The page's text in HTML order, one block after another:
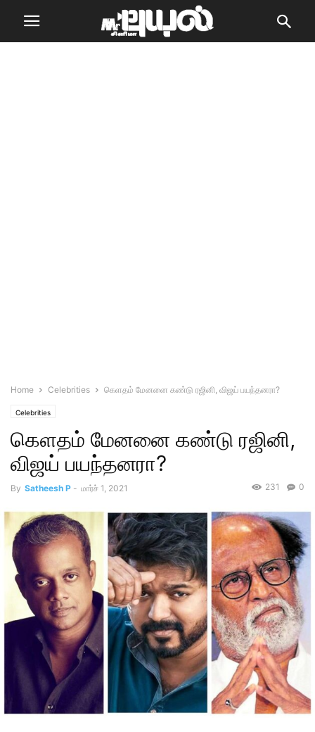
Home Celebrities கெளதம் மேனனை கண்டு ரஜினி, விஜய் பயந்தனரா?
Celebrities
கெளதம் மேனனை கண்டு ரஜினி,
விஜய் பயந்தனரா?
By Satheesh P - மார்ச் 1, 2021 0
231